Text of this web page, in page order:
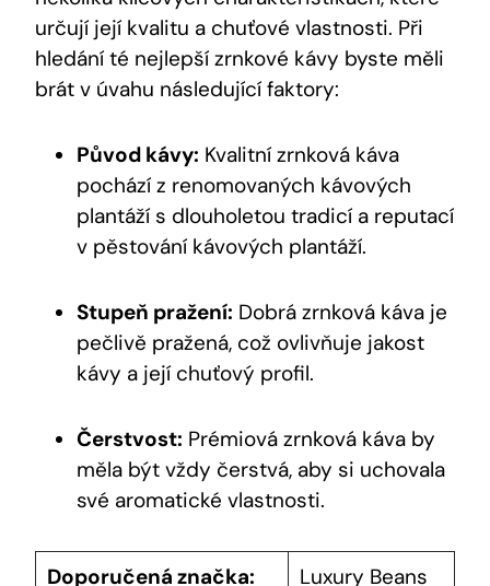
určují její kvalitu a chuťové vlastnosti. Při
hledání té nejlepší zrnkové kávy byste měli
brát v úvahu následující faktory:
Původ kávy: Kvalitní zrnková káva
pochází z renomovaných kávových
plantáží s dlouholetou tradicí a reputací
v pěstování kávových plantáží.
Stupeň pražení: Dobrá zrnková káva je
pečlivě pražená, což ovlivňuje jakost
kávy a její chuťový profil.
Čerstvost: Prémiová zrnková káva by
měla být vždy čerstvá, aby si uchovala
své aromatické vlastnosti.
Doporučená značka:
Luxury Beans